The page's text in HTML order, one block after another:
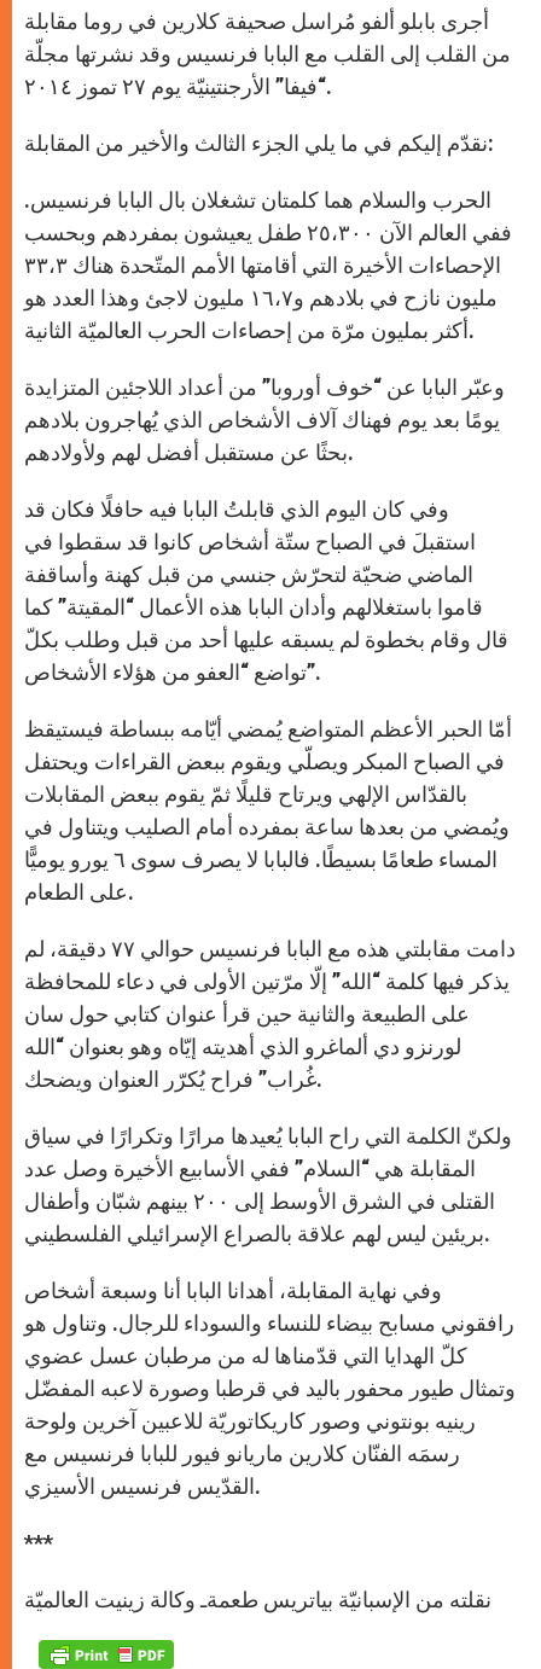
p e
r
o
k
r
أجرى بابلو ألفو مُراسل صحيفة كلارين في روما مقابلة
من القلب إلى القلب مع البابا فرنسيس وقد نشرتها مجلّة
“فيفا” الأرجنتينيّة يوم ٢٧ تموز ٢٠١٤.
نقدّم إليكم في ما يلي الجزء الثالث والأخير من المقابلة:
الحرب والسلام هما كلمتان تشغلان بال البابا فرنسيس.
ففي العالم الآن ٢٥،٣٠٠ طفل يعيشون بمفردهم وبحسب
الإحصاءات الأخيرة التي أقامتها الأمم المتّحدة هناك ٣٣،٣
مليون نازح في بلادهم و١٦،٧ مليون لاجئ وهذا العدد هو
أكثر بمليون مرّة من إحصاءات الحرب العالميّة الثانية.
وعبّر البابا عن “خوف أوروبا” من أعداد اللاجئين المتزايدة
يومًا بعد يوم فهناك آلاف الأشخاص الذي يُهاجرون بلادهم
بحثًا عن مستقبل أفضل لهم ولأولادهم.
وفي كان اليوم الذي قابلتُ البابا فيه حافلًا فكان قد
استقبلَ في الصباح ستّة أشخاص كانوا قد سقطوا في
الماضي ضحيّة لتحرّش جنسي من قبل كهنة وأساقفة
قاموا باستغلالهم وأدان البابا هذه الأعمال “المقيتة” كما
قال وقام بخطوة لم يسبقه عليها أحد من قبل وطلب بكلّ
تواضع “العفو من هؤلاء الأشخاص”.
أمّا الحبر الأعظم المتواضع يُمضي أيّامه ببساطة فيستيقظ
في الصباح المبكر ويصلّي ويقوم ببعض القراءات ويحتفل
بالقدّاس الإلهي ويرتاح قليلًا ثمّ يقوم ببعض المقابلات
ويُمضي من بعدها ساعة بمفرده أمام الصليب ويتناول في
المساء طعامًا بسيطًا. فالبابا لا يصرف سوى ٦ يورو يوميًّا
على الطعام.
دامت مقابلتي هذه مع البابا فرنسيس حوالي ٧٧ دقيقة، لم
يذكر فيها كلمة “الله” إلّا مرّتين الأولى في دعاء للمحافظة
على الطبيعة والثانية حين قرأ عنوان كتابي حول سان
لورنزو دي ألماغرو الذي أهديته إيّاه وهو بعنوان “الله
غُراب” فراح يُكرّر العنوان ويضحك.
ولكنّ الكلمة التي راح البابا يُعيدها مرارًا وتكرارًا في سياق
المقابلة هي “السلام” ففي الأسابيع الأخيرة وصل عدد
القتلى في الشرق الأوسط إلى ٢٠٠ بينهم شبّان وأطفال
بريئين ليس لهم علاقة بالصراع الإسرائيلي الفلسطيني.
وفي نهاية المقابلة، أهدانا البابا أنا وسبعة أشخاص
رافقوني مسابح بيضاء للنساء والسوداء للرجال. وتناول هو
كلّ الهدايا التي قدّمناها له من مرطبان عسل عضوي
وتمثال طيور محفور باليد في قرطبا وصورة لاعبه المفضّل
رينيه بونتوني وصور كاريكاتوريّة للاعبين آخرين ولوحة
رسمَه الفنّان كلارين ماريانو فيور للبابا فرنسيس مع
القدّيس فرنسيس الأسيزي.
***
نقلته من الإسبانيّة بياتريس طعمةـ وكالة زينيت العالميّة